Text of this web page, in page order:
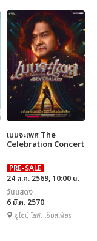
เบนจะเพศ The
Celebration Concert
PRE-SALE
24 ส.ค. 2569, 10:00 น.
วันแสดง
6 มี.ค. 2570
ยูโอบี ไลฟ์, เอ็มสเฟียร์